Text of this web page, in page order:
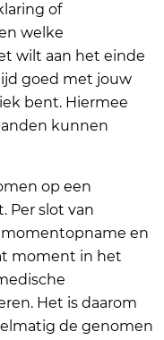
of
welke
wilt aan het einde
goed met jouw
bent. Hiermee
kunnen
op een
Per slot van
en
moment in het
Het is daarom
de genomen